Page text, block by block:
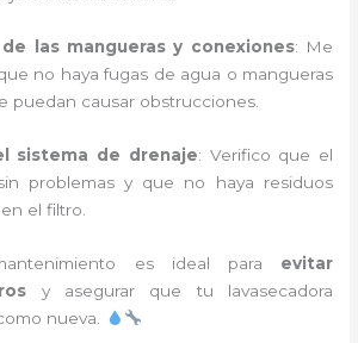
las mangueras y conexiones: Me
no haya fugas de agua o mangueras
puedan causar obstrucciones.
sistema de drenaje: Verifico que el
problemas y que no haya residuos
el filtro.
es ideal para evitar
y asegurar que tu lavasecadora
nueva.